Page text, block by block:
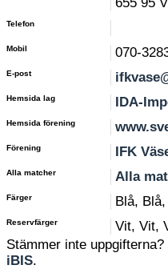
Telefon
Mobil 070-
E-post
Hemsida lag IDA-
Hemsida förening
Förening IFK
Alla matcher Alla
Färger Blå,
Reservfärger
Vit, Vit,
Stämmer inte
iBIS.